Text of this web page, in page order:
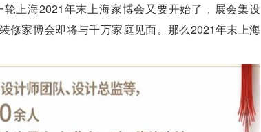
海2021年末上海家博会又要开始了，展会集设
修家博会即将与千万家庭见面。那么2021年末上海